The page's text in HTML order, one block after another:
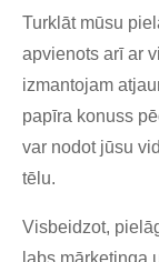
Turklāt mūsu
apvienots arī ar
izmantojam
papīra konuss
var nodot jūsu
tēlu.
Visbeidzot,